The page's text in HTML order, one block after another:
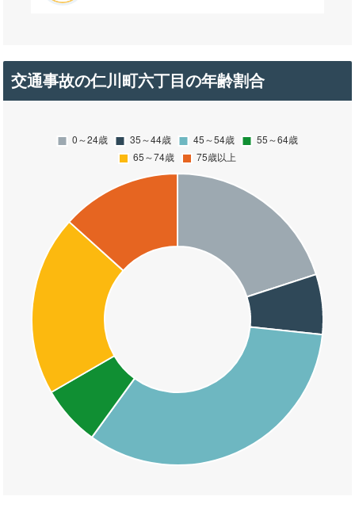
交通事故の仁川町六丁目の年齢割合